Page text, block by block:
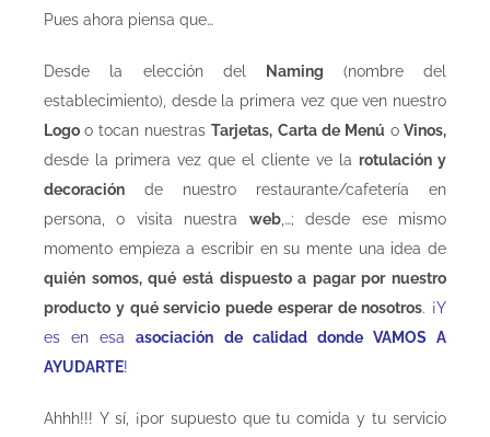
Pues ahora piensa que…
Desde la elección del Naming (nombre del
establecimiento), desde la primera vez que ven nuestro
Logoo tocan nuestrasTarjetas, Carta de Menú oVinos,
desde la primera vez que el cliente ve la rotulación y
decoración de nuestro restaurante/cafetería en
persona, o visita nuestra web,…; desde ese mismo
momento empieza a escribir en su mente una idea de
quién somos, qué está dispuesto a pagar por nuestro
producto y qué servicio puede esperar de nosotros. ¡Y
es en esaasociación de calidad donde VAMOS A
AYUDARTE!
Ahhh!!! Y sí, ¡por supuesto que tu comida y tu servicio